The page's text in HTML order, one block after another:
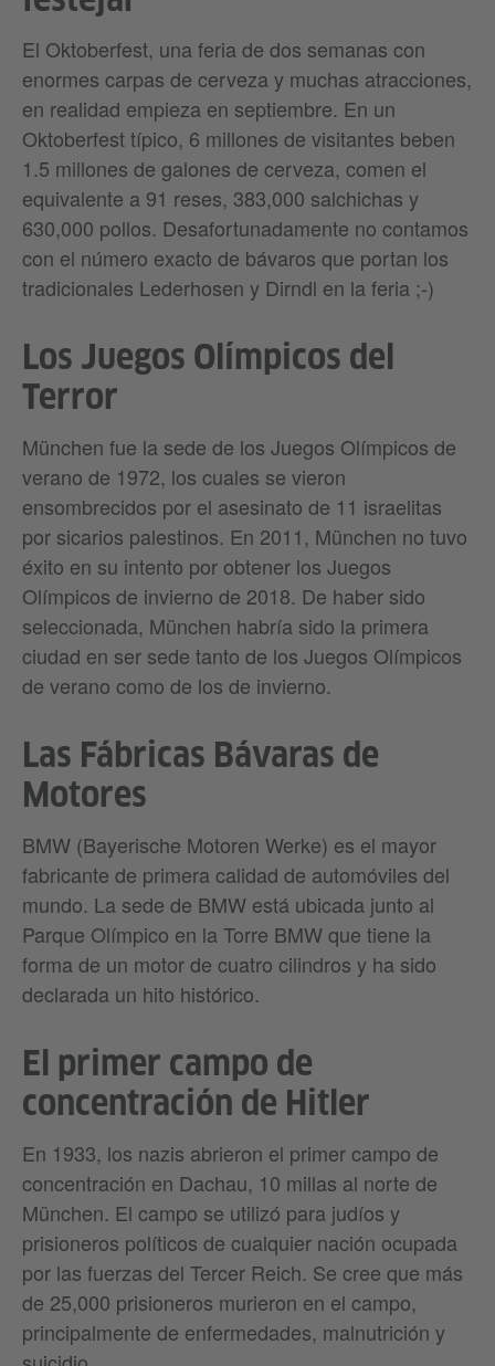
El Oktoberfest, una feria de dos semanas con
enormes carpas de cerveza y muchas atracciones,
en realidad empieza en septiembre. En un
Oktoberfest típico, 6 millones de visitantes beben
1.5 millones de galones de cerveza, comen el
equivalente a 91 reses, 383,000 salchichas y
630,000 pollos. Desafortunadamente no contamos
con el número exacto de bávaros que portan los
tradicionales Lederhosen y Dirndl en la feria ;-)
Los Juegos Olímpicos del
Terror
München fue la sede de los Juegos Olímpicos de
verano de 1972, los cuales se vieron
ensombrecidos por el asesinato de 11 israelitas
por sicarios palestinos. En 2011, München no tuvo
éxito en su intento por obtener los Juegos
Olímpicos de invierno de 2018. De haber sido
seleccionada, München habría sido la primera
ciudad en ser sede tanto de los Juegos Olímpicos
de verano como de los de invierno.
Las Fábricas Bávaras de
Motores
BMW (Bayerische Motoren Werke) es el mayor
fabricante de primera calidad de automóviles del
mundo. La sede de BMW está ubicada junto al
Parque Olímpico en la Torre BMW que tiene la
forma de un motor de cuatro cilindros y ha sido
declarada un hito histórico.
El primer campo de
concentración de Hitler
En 1933, los nazis abrieron el primer campo de
concentración en Dachau, 10 millas al norte de
München. El campo se utilizó para judíos y
prisioneros políticos de cualquier nación ocupada
por las fuerzas del Tercer Reich. Se cree que más
de 25,000 prisioneros murieron en el campo,
principalmente de enfermedades, malnutrición y